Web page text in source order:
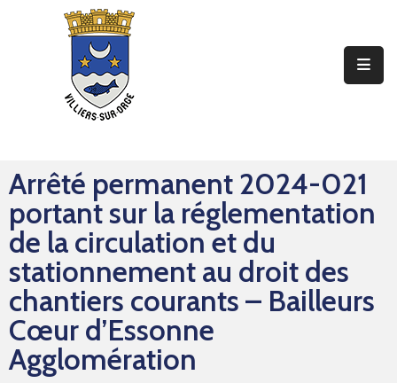
Sorties
Mes
Démarches
Contact
Arrêté permanent 2024-021
portant sur la réglementation
de la circulation et du
stationnement au droit des
chantiers courants – Bailleurs
Cœur d’Essonne
Agglomération